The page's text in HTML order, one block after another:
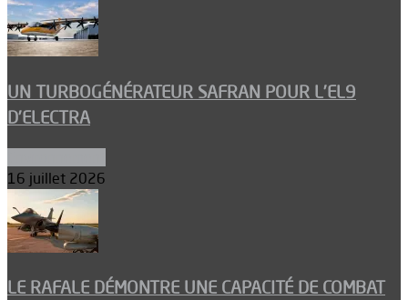
UN TURBOGÉNÉRATEUR SAFRAN POUR L’EL9
D’ELECTRA
16 juillet 2026
LE RAFALE DÉMONTRE UNE CAPACITÉ DE COMBAT